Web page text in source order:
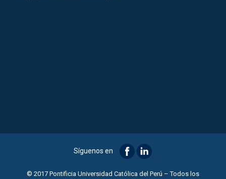
Síguenos en
© 2017 Pontificia Universidad Católica del Perú – Todos los